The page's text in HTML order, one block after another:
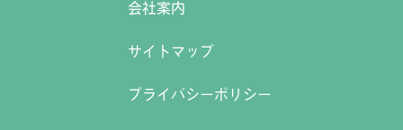
会社案内
サイトマップ
プライバシーポリシー